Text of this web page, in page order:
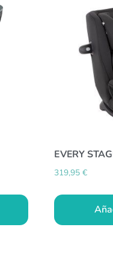
EVERY
319,95€